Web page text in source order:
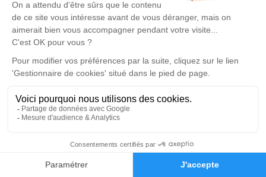
Faire-part Hommages
DONABÉDIAN.
Un service de plantation d’arbre hommage est
disponible ici.
Je rends hommage
Inhumation
Cimetière de Gardanne
Rue du Cimetière